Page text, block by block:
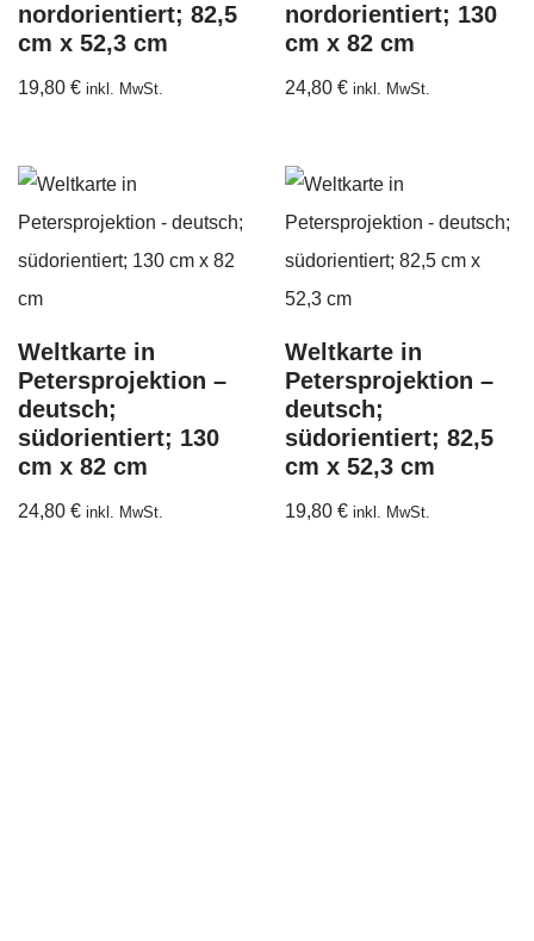
nordorientiert; 82,5
cm x 52,3 cm
19,80 € inkl. MwSt.
nordorientiert; 130
cm x 82 cm
24,80 € inkl. MwSt.
Weltkarte in
Petersprojektion –
deutsch;
südorientiert; 130
cm x 82 cm
24,80 € inkl. MwSt.
Weltkarte in
Petersprojektion –
deutsch;
südorientiert; 82,5
cm x 52,3 cm
19,80 € inkl. MwSt.